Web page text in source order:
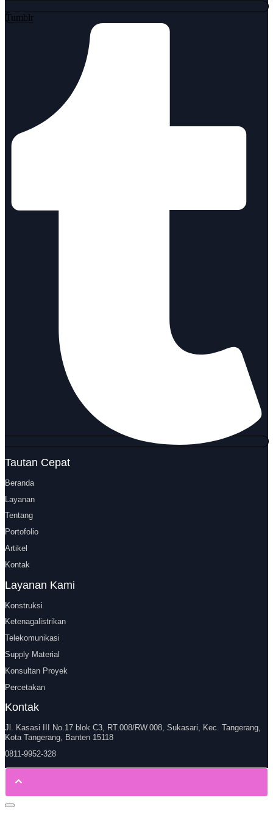
Tumblr
Tautan Cepat
Beranda
Layanan
Tentang
Portofolio
Artikel
Kontak
Layanan Kami
Konstruksi
Ketenagalistrikan
Telekomunikasi
Supply Material
Konsultan Proyek
Percetakan
Kontak
Jl. Kasasi III No.17 blok C3, RT.008/RW.008, Sukasari, Kec. Tangerang,
Kota Tangerang, Banten 15118
0811-9952-328